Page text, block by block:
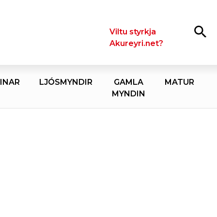
LeitaViltu styrkja
Akureyri.net?
LJÓSMYNDIR
GAMLA
MYNDIN
MATUR